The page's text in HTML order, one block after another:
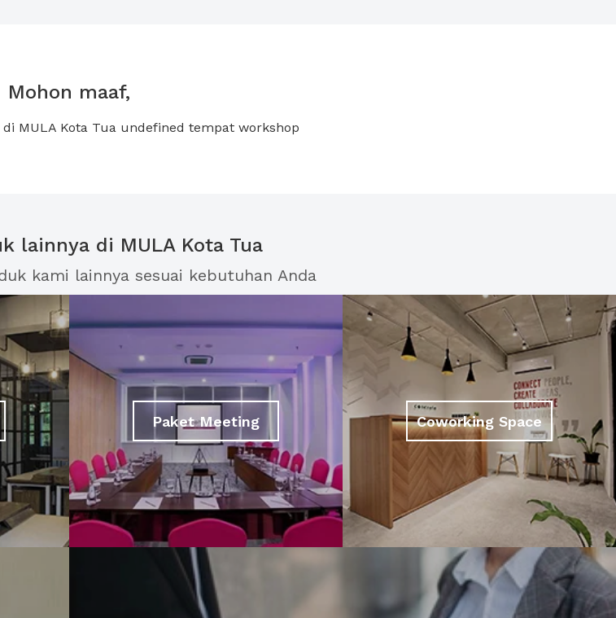
Mohon maaf,
MULA Kota Tua undefined tempat workshop
lainnya di MULA Kota Tua
kami lainnya sesuai kebutuhan Anda
Paket Meeting Coworking Space